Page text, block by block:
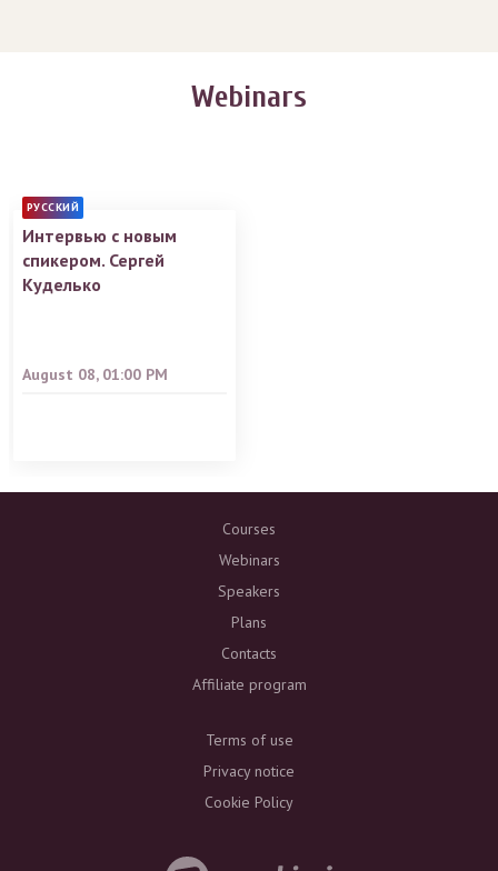
Webinars
РУССКИЙ
Интервью с новым
спикером. Сергей
Куделько
August 08, 01:00 PM
Courses
Webinars
Speakers
Plans
Contacts
Affiliate program
Terms of use
Privacy notice
Cookie Policy